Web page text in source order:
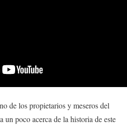
de los propietarios y meseros del
un poco acerca de la historia de este